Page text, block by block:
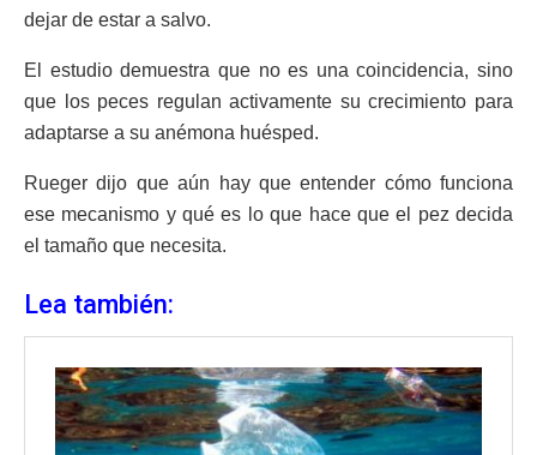
dejar de estar a salvo.
El estudio demuestra que no es una coincidencia, sino
que los peces regulan activamente su crecimiento para
adaptarse a su anémona huésped.
Rueger dijo que aún hay que entender cómo funciona
ese mecanismo y qué es lo que hace que el pez decida
el tamaño que necesita.
Lea también: